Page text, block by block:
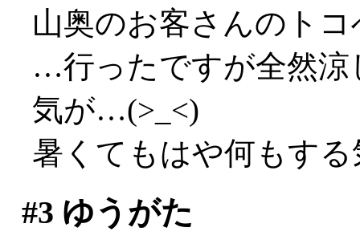
山奥のお客さんのトコ
…行ったですが全然涼
気が…(>_<)
暑くてもはや何もす
#3 ゆうがた